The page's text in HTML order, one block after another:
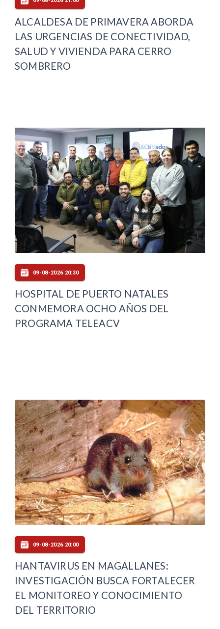
ALCALDESA DE PRIMAVERA ABORDA
LAS URGENCIAS DE CONECTIVIDAD,
SALUD Y VIVIENDA PARA CERRO
SOMBRERO
09-08-2026 20:30
HOSPITAL DE PUERTO NATALES
CONMEMORA OCHO AÑOS DEL
PROGRAMA TELEACV
09-08-2026 20:00
HANTAVIRUS EN MAGALLANES:
INVESTIGACIÓN BUSCA FORTALECER
EL MONITOREO Y CONOCIMIENTO
DEL TERRITORIO